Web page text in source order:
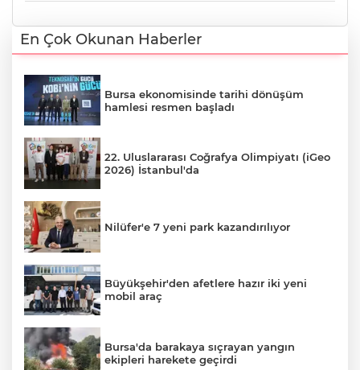
En Çok Okunan Haberler
Bursa ekonomisinde tarihi dönüşüm
hamlesi resmen başladı
22. Uluslararası Coğrafya Olimpiyatı (iGeo
2026) İstanbul'da
Nilüfer'e 7 yeni park kazandırılıyor
Büyükşehir'den afetlere hazır iki yeni
mobil araç
Bursa'da barakaya sıçrayan yangın
ekipleri harekete geçirdi